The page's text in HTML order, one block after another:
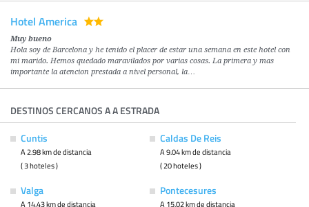
Hotel America
Muy bueno
Hola soy de Barcelona y he tenido el placer de estar una semana en este hotel con
mi marido. Hemos quedado maravilados por varias cosas. La primera y mas
importante la atencion prestada a nivel personal, la…
DESTINOS CERCANOS A A ESTRADA
Cuntis
A 2.98 km de distancia
( 3 hoteles )
Caldas De Reis
A 9.04 km de distancia
( 20 hoteles )
Valga
A 14.43 km de distancia
Pontecesures
A 15.02 km de distancia